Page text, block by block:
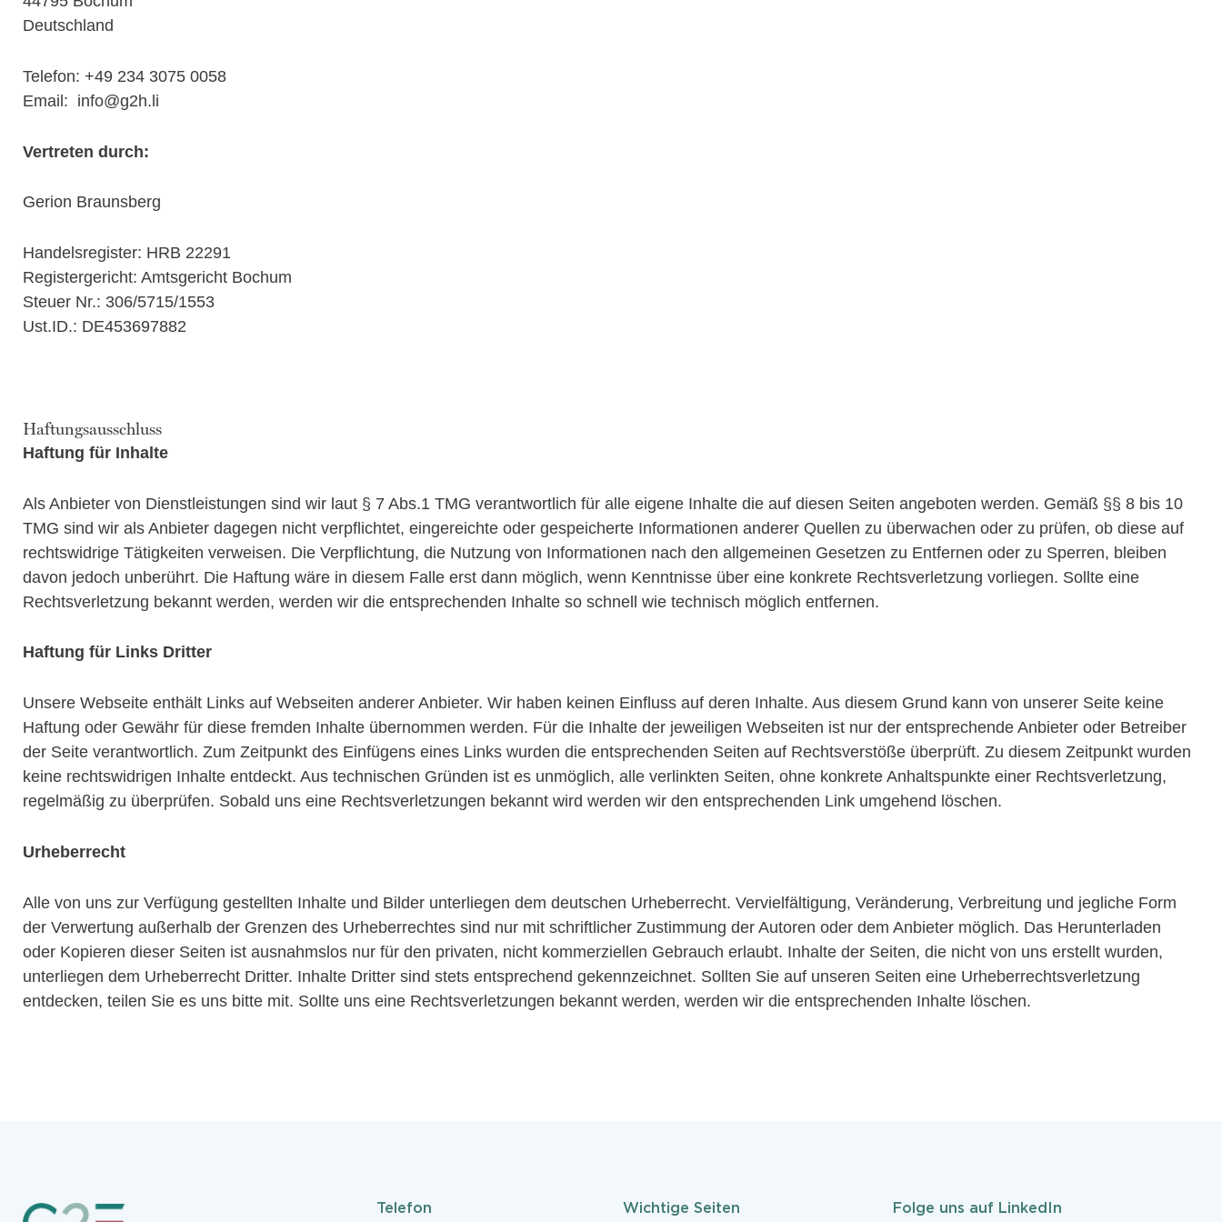
Deutschland
Telefon: +49 234 3075 0058
Email: info@g2h.li
Vertreten durch:
Gerion Braunsberg
Handelsregister: HRB 22291
Registergericht: Amtsgericht Bochum
Steuer Nr.: 306/5715/1553
Ust.ID.: DE453697882
Haftungsausschluss
Haftung für Inhalte
Als Anbieter von Dienstleistungen sind wir laut § 7 Abs.1 TMG verantwortlich für alle eigene Inhalte die auf diesen Seiten angeboten werden. Gemäß §§ 8 bis 10
TMG sind wir als Anbieter dagegen nicht verpflichtet, eingereichte oder gespeicherte Informationen anderer Quellen zu überwachen oder zu prüfen, ob diese auf
rechtswidrige Tätigkeiten verweisen. Die Verpflichtung, die Nutzung von Informationen nach den allgemeinen Gesetzen zu Entfernen oder zu Sperren, bleiben
davon jedoch unberührt. Die Haftung wäre in diesem Falle erst dann möglich, wenn Kenntnisse über eine konkrete Rechtsverletzung vorliegen. Sollte eine
Rechtsverletzung bekannt werden, werden wir die entsprechenden Inhalte so schnell wie technisch möglich entfernen.
Haftung für Links Dritter
Unsere Webseite enthält Links auf Webseiten anderer Anbieter. Wir haben keinen Einfluss auf deren Inhalte. Aus diesem Grund kann von unserer Seite keine
Haftung oder Gewähr für diese fremden Inhalte übernommen werden. Für die Inhalte der jeweiligen Webseiten ist nur der entsprechende Anbieter oder Betreiber
der Seite verantwortlich. Zum Zeitpunkt des Einfügens eines Links wurden die entsprechenden Seiten auf Rechtsverstöße überprüft. Zu diesem Zeitpunkt wurden
keine rechtswidrigen Inhalte entdeckt. Aus technischen Gründen ist es unmöglich, alle verlinkten Seiten, ohne konkrete Anhaltspunkte einer Rechtsverletzung,
regelmäßig zu überprüfen. Sobald uns eine Rechtsverletzungen bekannt wird werden wir den entsprechenden Link umgehend löschen.
Urheberrecht
Alle von uns zur Verfügung gestellten Inhalte und Bilder unterliegen dem deutschen Urheberrecht. Vervielfältigung, Veränderung, Verbreitung und jegliche Form
der Verwertung außerhalb der Grenzen des Urheberrechtes sind nur mit schriftlicher Zustimmung der Autoren oder dem Anbieter möglich. Das Herunterladen
oder Kopieren dieser Seiten ist ausnahmslos nur für den privaten, nicht kommerziellen Gebrauch erlaubt. Inhalte der Seiten, die nicht von uns erstellt wurden,
unterliegen dem Urheberrecht Dritter. Inhalte Dritter sind stets entsprechend gekennzeichnet. Sollten Sie auf unseren Seiten eine Urheberrechtsverletzung
entdecken, teilen Sie es uns bitte mit. Sollte uns eine Rechtsverletzungen bekannt werden, werden wir die entsprechenden Inhalte löschen.
Telefon Wichtige Seiten Folge uns auf LinkedIn